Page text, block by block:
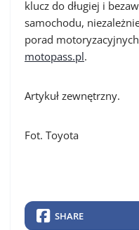
klucz do długiej i
samochodu,
porad
motopass.pl.
Artykuł zewnętrzny.
Fot. Toyota
SHARE